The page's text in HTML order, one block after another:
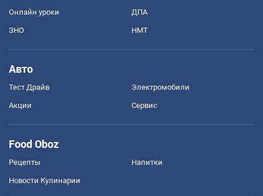
Онлайн уроки ДПА
ЗНО НМТ
Авто
Тест Драйв Электромобили
Акции Сервис
Food Oboz
Рецепты Напитки
Новости Кулинарии